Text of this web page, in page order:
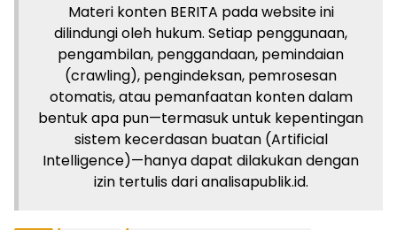
Materi konten BERITA pada website ini
dilindungi oleh hukum. Setiap penggunaan,
pengambilan, penggandaan, pemindaian
(crawling), pengindeksan, pemrosesan
otomatis, atau pemanfaatan konten dalam
bentuk apa pun—termasuk untuk kepentingan
sistem kecerdasan buatan (Artificial
Intelligence)—hanya dapat dilakukan dengan
izin tertulis dari analisapublik.id.